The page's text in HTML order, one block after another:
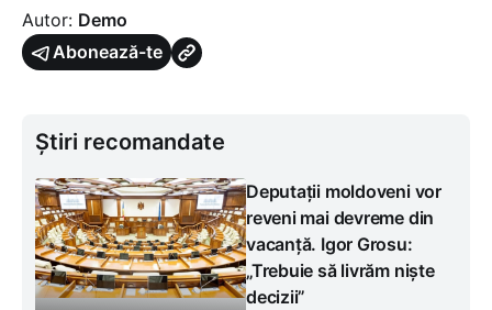
Autor: Demo
Abonează-te
Știri recomandate
Deputații moldoveni vor
reveni mai devreme din
vacanță. Igor Grosu:
„Trebuie să livrăm niște
decizii”